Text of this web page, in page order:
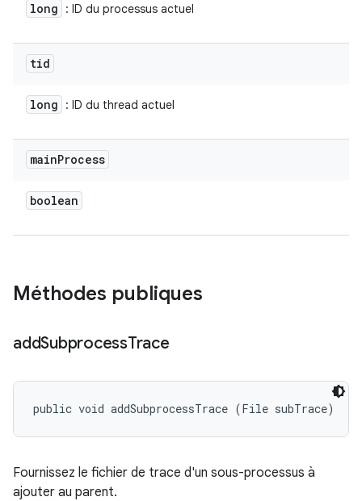
long : ID du processus actuel
tid
long : ID du thread actuel
mainProcess
boolean
Méthodes publiques
addSubprocessTrace
public void addSubprocessTrace (File subTrace)
Fournissez le fichier de trace d'un sous-processus à
ajouter au parent.